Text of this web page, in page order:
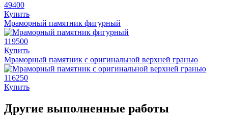
49400
Купить
Мраморный памятник фигурный
119500
Купить
Мраморный памятник с оригинальной верхней гранью
116250
Купить
Другие выполненные работы